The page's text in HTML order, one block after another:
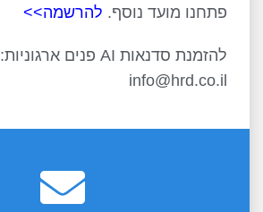
פתחנו מועד נוסף. להרשמה>>
להזמנת סדנאות AI פנים ארגוניות:
info@hrd.co.il